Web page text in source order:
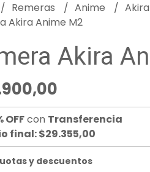
Remeras Anime
Akira
Akira Anime M2
Akira
OFFcon Transferencia
final:$29.355,00
y descuentos